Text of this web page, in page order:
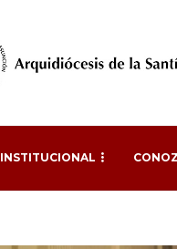
INSTITUCIONAL